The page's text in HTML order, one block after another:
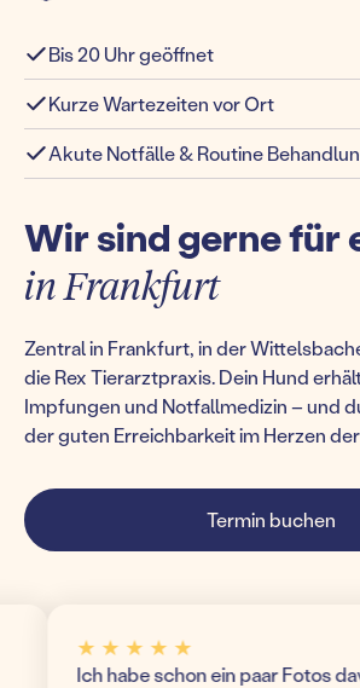
Bis 20 Uhr geöffnet
Kurze Wartezeiten vor Ort
Akute Notfälle & Routine
Wir sind gerne für
in Frankfurt
Zentral in Frankfurt, in der
die Rex Tierarztpraxis. Dein Hund
Impfungen und Notfallmedizin – und
der guten Erreichbarkeit im Herzen
Termin buchen
★ ★ ★ ★ ★
Ich habe schon ein paar Fotos davor